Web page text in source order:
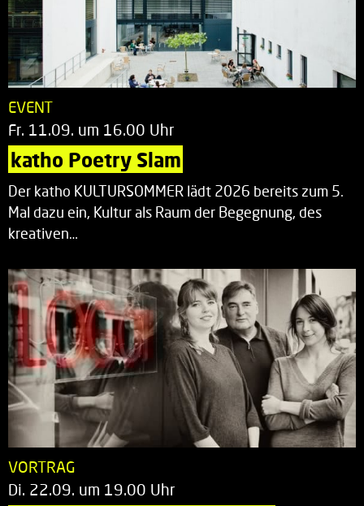
EVENT
Fr. 11.09. um 16.00 Uhr
katho Poetry Slam
Der katho KULTURSOMMER lädt 2026 bereits zum 5.
Mal dazu ein, Kultur als Raum der Begegnung, des
kreativen…
VORTRAG
Di. 22.09. um 19.00 Uhr